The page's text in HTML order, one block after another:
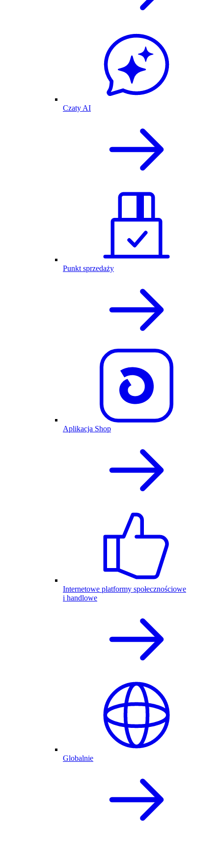
Czaty AI
Punkt sprzedaży
Aplikacja Shop
Internetowe platformy społecznościowe
i handlowe
Globalnie